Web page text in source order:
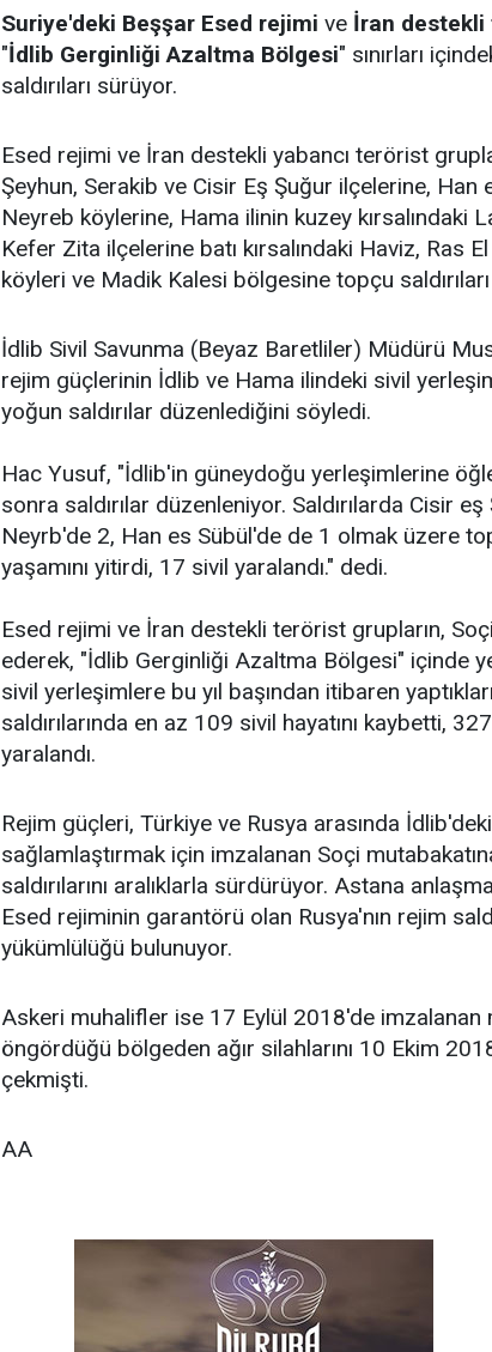
Suriye'deki Beşşar Esed rejimi ve İran
"İdlib Gerginliği Azaltma Bölgesi" sınırları
saldırıları sürüyor.
Esed rejimi ve İran destekli yabancı terörist
Şeyhun, Serakib ve Cisir Eş Şuğur ilçelerine, Han
Neyreb köylerine, Hama ilinin kuzey kırsalındaki
Kefer Zita ilçelerine batı kırsalındaki Haviz, Ras
köyleri ve Madik Kalesi bölgesine topçu
İdlib Sivil Savunma (Beyaz Baretliler) Müdürü
rejim güçlerinin İdlib ve Hama ilindeki sivil
yoğun saldırılar düzenlediğini söyledi.
Hac Yusuf, "İdlib'in güneydoğu yerleşimlerine
sonra saldırılar düzenleniyor. Saldırılarda Cisir
Neyrb'de 2, Han es Sübül'de de 1 olmak üzere
yaşamını yitirdi, 17 sivil yaralandı." dedi.
Esed rejimi ve İran destekli terörist grupların,
ederek, "İdlib Gerginliği Azaltma Bölgesi" içinde
sivil yerleşimlere bu yıl başından itibaren
saldırılarında en az 109 sivil hayatını kaybetti,
yaralandı.
Rejim güçleri, Türkiye ve Rusya arasında
sağlamlaştırmak için imzalanan Soçi
saldırılarını aralıklarla sürdürüyor. Astana
Esed rejiminin garantörü olan Rusya'nın rejim
yükümlülüğü bulunuyor.
Askeri muhalifler ise 17 Eylül 2018'de imzalanan
öngördüğü bölgeden ağır silahlarını 10 Ekim
çekmişti.
AA